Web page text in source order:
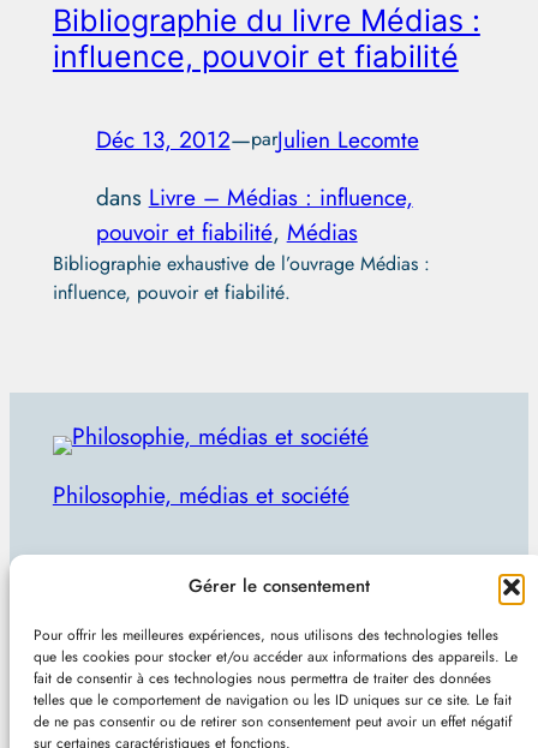
Gérer le consentement
Pour offrir les meilleures expériences, nous utilisons des technologies telles
que les cookies pour stocker et/ou accéder aux informations des appareils. Le
fait de consentir à ces technologies nous permettra de traiter des données
telles que le comportement de navigation ou les ID uniques sur ce site. Le fait
de ne pas consentir ou de retirer son consentement peut avoir un effet négatif
sur certaines caractéristiques et fonctions.
Bibliographie du livre Médias :
influence, pouvoir et fiabilité
Déc 13, 2012—parJulien Lecomte
dans Livre – Médias : influence,
pouvoir et fiabilité, Médias
Bibliographie exhaustive de l’ouvrage Médias :
influence, pouvoir et fiabilité.
Philosophie, médias et société
e
c
h
Plan du site–Mentions et confidentialité–Sans
pub et indépendant